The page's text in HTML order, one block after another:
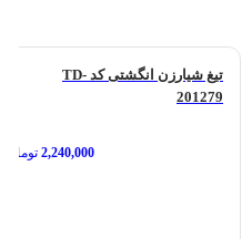
تیغ شیارزن انگشتی کد TD-
201279
2,240,000 تومان